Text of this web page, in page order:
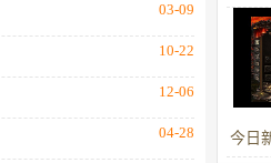
03-09
10-22
12-06
04-28
玩家
验
今日